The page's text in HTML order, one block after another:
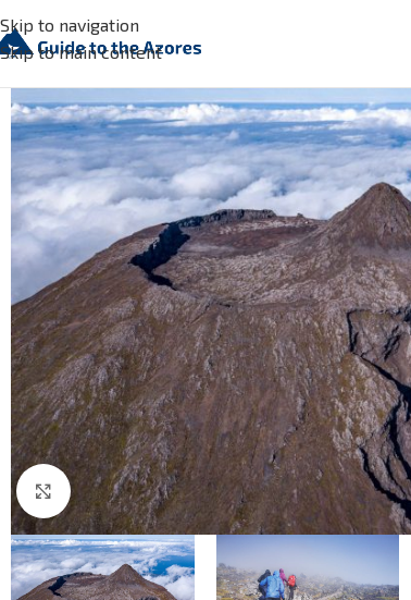
Skip to navigation
Skip to main content
Click to enlarge